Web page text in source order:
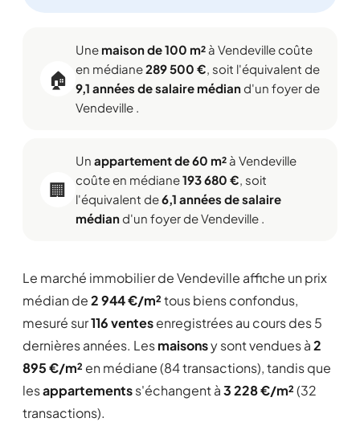
🏠
Une maison de 100 m² à Vendeville coûte
en médiane289 500 €, soit l'équivalent de
9,1 années de salaire médiand'un foyer de
Vendeville .
🏢
Un appartement de 60 m² à Vendeville
coûte en médiane193 680 €, soit
l'équivalent de6,1 années de salaire
médiand'un foyer de Vendeville .
Le marché immobilier de Vendeville affiche un prix
médian de2 944 €/m²tous biens confondus,
mesuré sur116 ventesenregistrées au cours des 5
dernières années. Lesmaisonsy sont vendues à2
895 €/m² en médiane (84 transactions), tandis que
lesappartementss'échangent à3 228 €/m²(32
transactions).